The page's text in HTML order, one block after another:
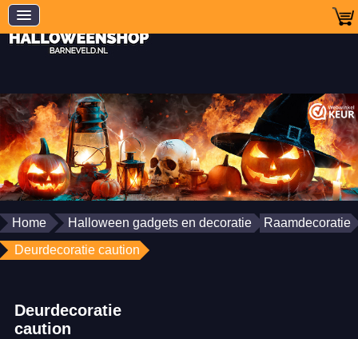
Home Halloween gadgets en decoratie
Raamdecoratie
Deurdecoratie caution
Deurdecoratie
caution